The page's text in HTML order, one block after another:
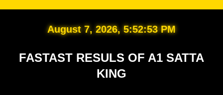
August 7, 2026, 5:52:54 PM
FASTAST RESULS OF A1 SATTA
KING